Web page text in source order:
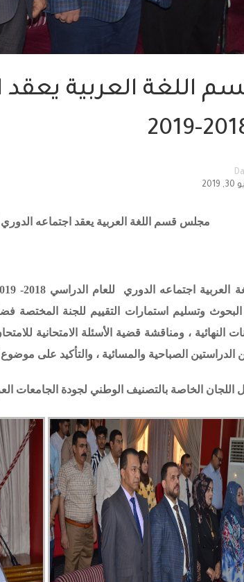
العربية يعقد
مجلس قسم اللغة العربية يعقد اجتماعه الدوري للعام
وتسليم استمارات التقييم للجنة المختصة
النهائية ، ومناقشة قضية الأسئلة الامتحانية
الصباحية والمسائية ، والتأكيد على موضوع
اللجان الخاصة بالتصنيف الوطني لجودة الجامعات